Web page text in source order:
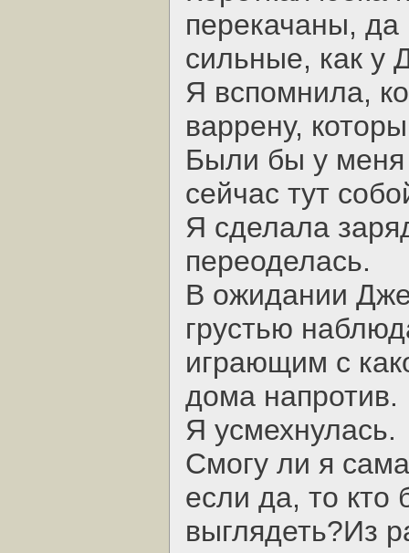
перекачаны, да
сильные, как у
Я вспомнила,
варрену,
Были бы у
сейчас тут
Я сделала
переоделась.
В ожидании
грустью
играющим с
дома напротив.
Я усмехнулась.
Смогу ли я
если да, то кто
выглядеть?Из